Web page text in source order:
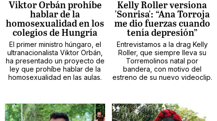
Viktor Orbán prohíbe
hablar de la
homosexualidad en los
colegios de Hungría
El primer ministro húngaro, el
ultranacionalista Viktor Orbán,
ha presentado un proyecto de
ley que prohíbe hablar de la
homosexualidad en las aulas.
Kelly Roller versiona
'Sonrisa': “Ana Torroja
me dio fuerzas cuando
tenía depresión”
Entrevistamos a la drag Kelly
Roller, que siempre lleva su
Torremolinos natal por
bandera, con motivo del
estreno de su nuevo videoclip.